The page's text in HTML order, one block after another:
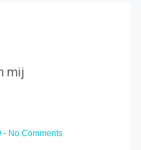
mij
- No Comments